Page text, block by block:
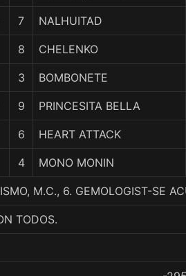
7 NALHUITAD
8 CHELENKO
3 BOMBONETE
9 PRINCESITA BELLA
6 HEART ATTACK
4 MONO MONIN
M.C., 6. GEMOLOGIST-SE
TODOS.